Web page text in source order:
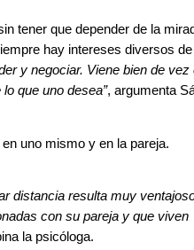
tener que depender de la
hay intereses diversos
y negociar. Viene bien de vez
que uno desea”, argumenta
uno mismo y en la pareja.
distancia resulta muy
con su pareja y que viven
la psicóloga.